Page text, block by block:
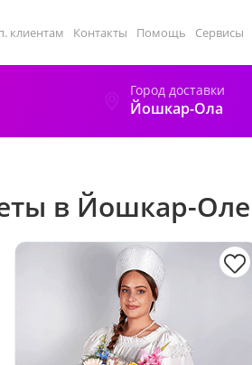
клиентам Контакты Помощь Сервисы
Город доставки
Йошкар-Ола
в Йошкар-Оле